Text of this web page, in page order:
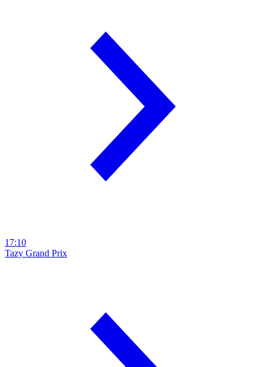
17:10
Tazy Grand Prix